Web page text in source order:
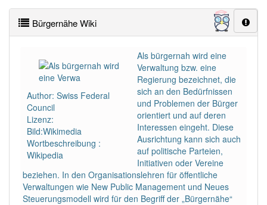
PowerIndex:3
Häufigkeit: 4 von 10
Wörter mit Endung-bürgernähe: 1
Wörter mit Endung -bürgernäheaber mit einem
anderen Artikeldie
91% unserer Spielapp-Nutzer haben den Artikel
korrekt erraten.
Bürgernähe Wiki
Author: Swiss Federal
Council
Lizenz:
Bild:Wikimedia
Wortbeschreibung :
Wikipedia
Als bürgernah wird eine
Verwaltung bzw. eine
Regierung bezeichnet, die
sich an den Bedürfnissen
und Problemen der Bürger
orientiert und auf deren
Interessen eingeht. Diese
Ausrichtung kann sich auch
auf politische Parteien,
Initiativen oder Vereine
beziehen. In den Organisationslehren für öffentliche
Verwaltungen wie New Public Management und Neues
Steuerungsmodell wird für den Begriff der „Bürgernähe“